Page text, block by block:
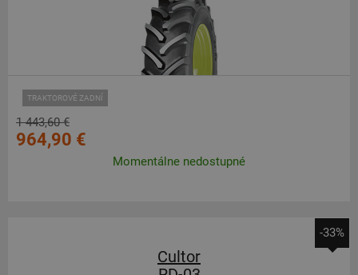
TRAKTOROVÉ ZADNÍ
1 443,60 €
964,90 €
Momentálne nedostupné
-33%
Cultor